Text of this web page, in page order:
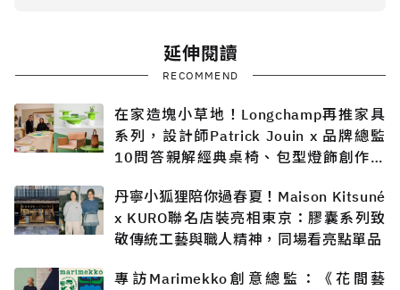
延伸閱讀
RECOMMEND
在家造塊小草地！Longchamp再推家具
系列，設計師Patrick Jouin x 品牌總監
10問答親解經典桌椅、包型燈飾創作過
丹寧小狐狸陪你過春夏！Maison Kitsuné
x KURO聯名店裝亮相東京：膠囊系列致
敬傳統工藝與職人精神，同場看亮點單品
專訪Marimekko創意總監：《花間藝